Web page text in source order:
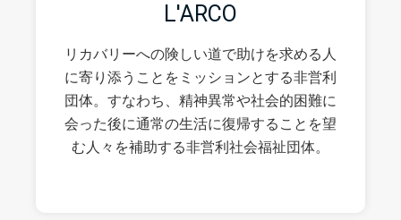
L'ARCO
リカバリーへの険しい道で助けを求める人
に寄り添うことをミッションとする非営利
団体。すなわち、精神異常や社会的困難に
会った後に通常の生活に復帰することを望
む人々を補助する非営利社会福祉団体。